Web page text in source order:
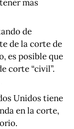
más
de
de la corte de
es posible que
corte “civil”.
Unidos tiene
en la corte,